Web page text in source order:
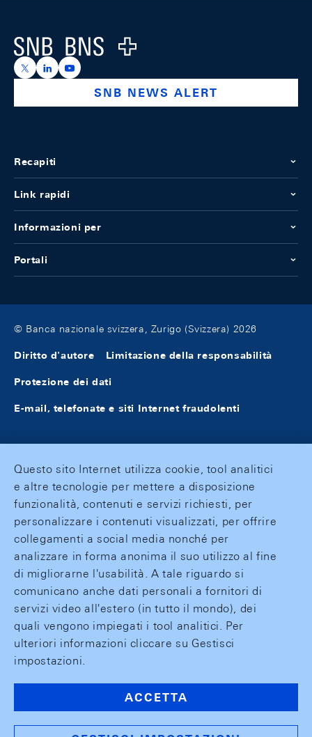
Logo
https://x.com/snb_bns
https://ch.linkedin.com/company/swiss-national-
https://www.youtube.com/@swissnationalbank
SNB NEWS ALERT
Recapiti
Link rapidi
Informazioni per
Portali
© Banca nazionale svizzera, Zurigo (Svizzera) 2026
Diritto d'autore Limitazione della responsabilità
Protezione dei dati
E-mail, telefonate e siti Internet fraudolenti
Questo sito Internet utilizza cookie, tool analitici
e altre tecnologie per mettere a disposizione
funzionalità, contenuti e servizi richiesti, per
personalizzare i contenuti visualizzati, per offrire
collegamenti a social media nonché per
analizzare in forma anonima il suo utilizzo al fine
di migliorarne l'usabilità. A tale riguardo si
comunicano anche dati personali a fornitori di
servizi video all'estero (in tutto il mondo), dei
quali vengono impiegati i tool analitici. Per
ulteriori informazioni cliccare su Gestisci
impostazioni.
ACCETTA